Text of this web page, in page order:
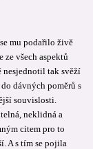
mu podařilo živě
všech aspektů
nesjednotil tak svěží
dávných poměrů s
souvislosti.
neklidná a
citem pro to
A s tím se pojila